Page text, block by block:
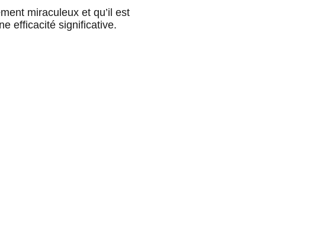
miraculeux et qu’il est
efficacité significative.